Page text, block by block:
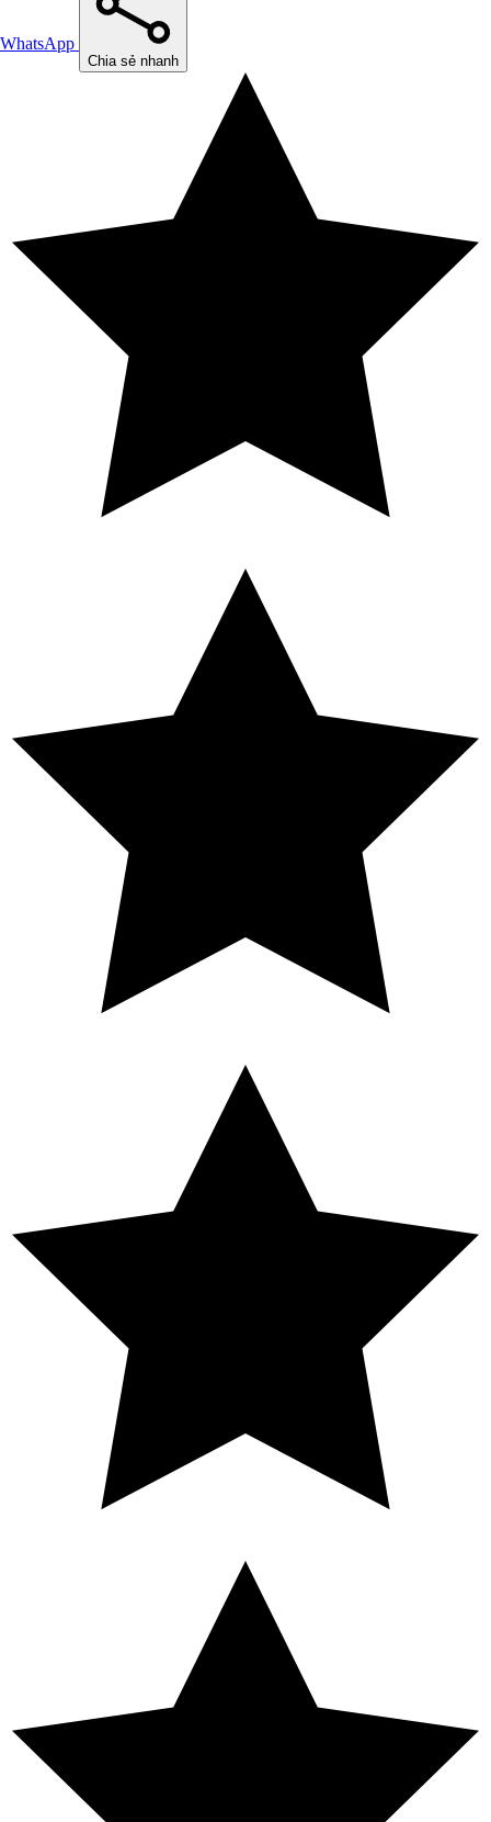
WhatsApp
Chia sẻ nhanh